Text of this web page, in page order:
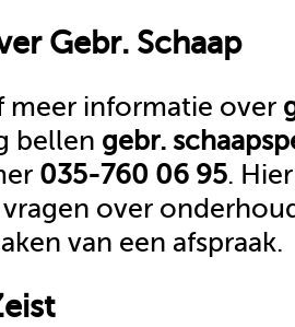
Gebr. Schaap
meer informatie over
bellen gebr. schaap
035-760 06 95.
over
van een afspraak.